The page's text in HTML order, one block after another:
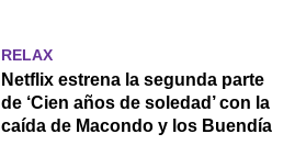
RELAX
Netflix estrena la segunda parte
de ‘Cien años de soledad’ con la
caída de Macondo y los Buendía